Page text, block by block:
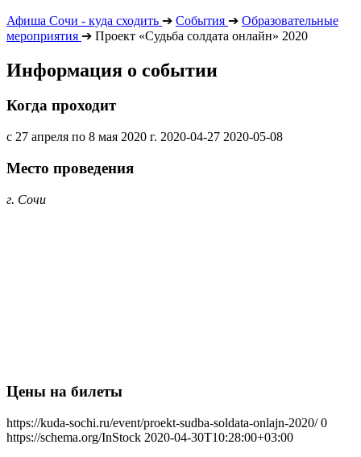
Афиша Сочи - куда сходить ➔ События ➔ Образовательные
мероприятия ➔ Проект «Судьба солдата онлайн» 2020
Информация о событии
Когда проходит
с 27 апреля по 8 мая 2020 г. 2020-04-27 2020-05-08
Место проведения
г. Сочи
Цены на билеты
https://kuda-sochi.ru/event/proekt-sudba-soldata-onlajn-2020/ 0
https://schema.org/InStock 2020-04-30T10:28:00+03:00